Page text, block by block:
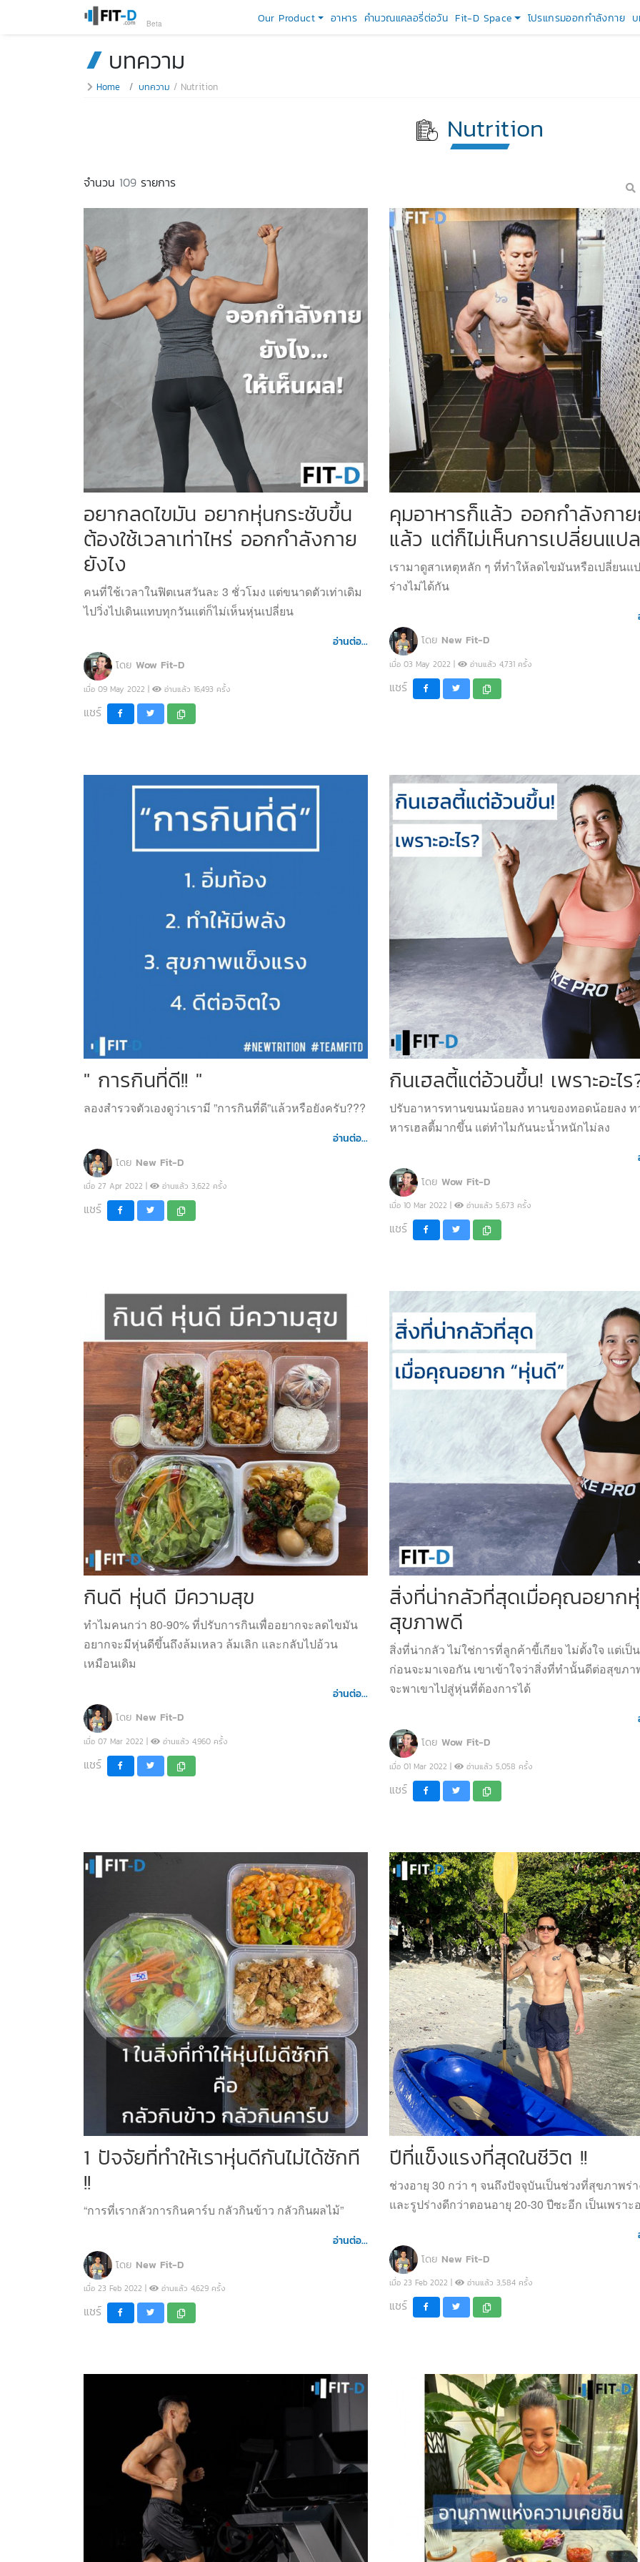
Our Product อาหาร คำนวณแคลอรี่ต่อวัน Fit-D Space โปรแกรมออกกำลังกาย
Beta
บทความ
Home บทความ Nutrition
Nutrition
จำนวน 109 รายการ
อยากลดไขมัน อยากหุ่นกระชับขึ้น
ต้องใช้เวลาเท่าไหร่ ออกกำลังกาย
ยังไง
คนที่ใช้เวลาในฟิตเนสวันละ 3 ชั่วโมง แต่ขนาดตัวเท่าเดิม
ไปวิ่งไปเดินแทบทุกวันแต่ก็ไม่เห็นหุ่นเปลี่ยน
อ่านต่อ...
โดย Wow Fit-D
เมื่อ 09 May 2022 | อ่านแล้ว 16,493 ครั้ง
แชร์
คุมอาหารก็แล้ว ออกกำลังกา
แล้ว แต่ก็ไม่เห็นการเปลี่ยนแป
เรามาดูสาเหตุหลัก ๆ ที่ทำให้ลดไขมันหรือเปลี่ยนแ
ร่างไม่ได้กัน
โดย New Fit-D
เมื่อ 03 May 2022 | อ่านแล้ว 4,731 ครั้ง
แชร์
" การกินที่ดี!! "
ลองสำรวจตัวเองดูว่าเรามี ”การกินที่ดี”แล้วหรือยังครับ???
อ่านต่อ...
โดย New Fit-D
เมื่อ 27 Apr 2022 | อ่านแล้ว 3,622 ครั้ง
แชร์
กินเฮลตี้แต่อ้วนขึ้น! เพราะอะไร
ปรับอาหารทานขนมน้อยลง ทานของทอดน้อยลง ท
หารเฮลตี้มากขึ้น แต่ทำไมกันนะน้ำหนักไม่ลง
โดย Wow Fit-D
เมื่อ 10 Mar 2022 | อ่านแล้ว 5,673 ครั้ง
แชร์
กินดี หุ่นดี มีความสุข
ทำไมคนกว่า 80-90% ที่ปรับการกินเพื่ออยากจะลดไขมัน
อยากจะมีหุ่นดีขึ้นถึงล้มเหลว ล้มเลิก และกลับไปอ้วน
เหมือนเดิม
อ่านต่อ...
โดย New Fit-D
เมื่อ 07 Mar 2022 | อ่านแล้ว 4,960 ครั้ง
แชร์
สิ่งที่น่ากลัวที่สุดเมื่อคุณอยาก
สุขภาพดี
สิ่งที่น่ากลัว ไม่ใช่การที่ลูกค้าขี้เกียจ ไม่ตั้งใจ แต่เป็
ก่อนจะมาเจอกัน เขาเข้าใจว่าสิ่งที่ทำนั้นดีต่อสุขภา
จะพาเขาไปสู่หุ่นที่ต้องการได้
โดย Wow Fit-D
เมื่อ 01 Mar 2022 | อ่านแล้ว 5,058 ครั้ง
แชร์
1 ปัจจัยที่ทำให้เราหุ่นดีกันไม่ได้ซักที
!!
“การที่เรากลัวการกินคาร์บ กลัวกินข้าว กลัวกินผลไม้”
อ่านต่อ...
โดย New Fit-D
เมื่อ 23 Feb 2022 | อ่านแล้ว 4,629 ครั้ง
แชร์
ปีที่แข็งแรงที่สุดในชีวิต !!
ช่วงอายุ 30 กว่า ๆ จนถึงปัจจุบันเป็นช่วงที่สุขภาพร่
และรูปร่างดีกว่าตอนอายุ 20-30 ปีซะอีก เป็นเพราะ
โดย New Fit-D
เมื่อ 23 Feb 2022 | อ่านแล้ว 3,584 ครั้ง
แชร์